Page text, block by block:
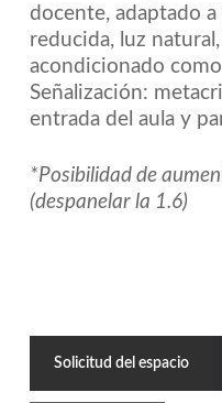
docente, adaptado
reducida, luz
acondicionado
Señalización:
entrada del aula y
*Posibilidad de
(despanelar la 1.6)
Solicitud del espacio